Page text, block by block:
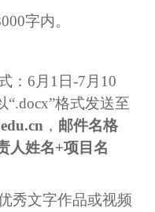
字内。
：6月1日-7月10
“.docx”格式发送至
， 邮件名格
人姓名+项目名
秀文字作品或视频